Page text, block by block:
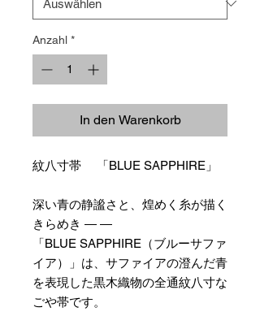
Anzahl *
In den Warenkorb
紋八寸帯 「BLUE SAPPHIRE」
深い青の静謐さと、煌めく糸が描く
きらめき ― ―
「BLUE SAPPHIRE（ブルーサファ
イア）」は、サファイアの澄んだ青
を表現した黒木織物の全通紋八寸な
ごや帯です。